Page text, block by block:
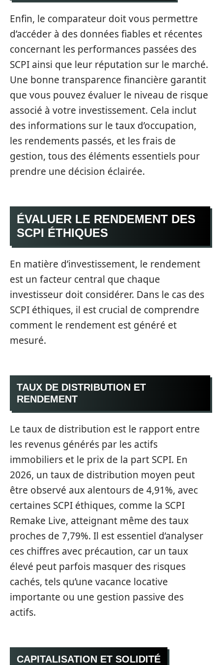
Enfin, le comparateur doit vous permettre
d’accéder à des données fiables et récentes
concernant les performances passées des
SCPI ainsi que leur réputation sur le marché.
Une bonne transparence financière garantit
que vous pouvez évaluer le niveau de risque
associé à votre investissement. Cela inclut
des informations sur le taux d’occupation,
les rendements passés, et les frais de
gestion, tous des éléments essentiels pour
prendre une décision éclairée.
ÉVALUER LE RENDEMENT DES
SCPI ÉTHIQUES
En matière d’investissement, le rendement
est un facteur central que chaque
investisseur doit considérer. Dans le cas des
SCPI éthiques, il est crucial de comprendre
comment le rendement est généré et
mesuré.
TAUX DE DISTRIBUTION ET
RENDEMENT
Le taux de distribution est le rapport entre
les revenus générés par les actifs
immobiliers et le prix de la part SCPI. En
2026, un taux de distribution moyen peut
être observé aux alentours de 4,91%, avec
certaines SCPI éthiques, comme la SCPI
Remake Live, atteignant même des taux
proches de 7,79%. Il est essentiel d’analyser
ces chiffres avec précaution, car un taux
élevé peut parfois masquer des risques
cachés, tels qu’une vacance locative
importante ou une gestion passive des
actifs.
CAPITALISATION ET SOLIDITÉ